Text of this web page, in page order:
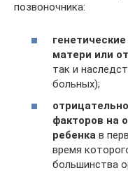
позвоночника:
матери или
так и
больных);
факторов на
ребенка в
время
большинства